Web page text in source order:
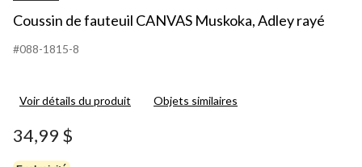
Coussin de fauteuil CANVAS Muskoka, Adley rayé
#088-1815-8
Voir détails du produit Objets similaires
34,99 $